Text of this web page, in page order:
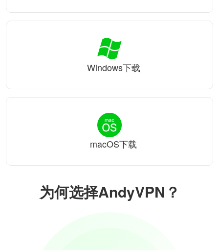
为何选择AndyVPN？
Windows下载
macOS下载